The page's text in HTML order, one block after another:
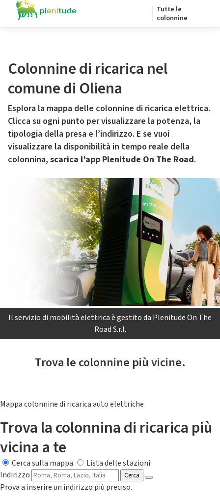
Tutte le
colonnine
Colonnine di ricarica nel
comune di Oliena
Esplora la mappa delle colonnine di ricarica elettrica.
Clicca su ogni punto per visualizzare la potenza, la
tipologia della presa e l’indirizzo. E se vuoi
visualizzare la disponibilità in tempo reale della
colonnina, scarica l’app Plenitude On The Road.
Il servizio di mobilità elettrica è gestito da Plenitude On The
Road S.r.l.
Trova le colonnine più vicine.
Mappa colonnine di ricarica auto elettriche
Trova la colonnina di ricarica più
vicina a te
Cerca sulla mappa
Lista delle stazioni
Indirizzo
Cerca
Prova a inserire un indirizzo più preciso.